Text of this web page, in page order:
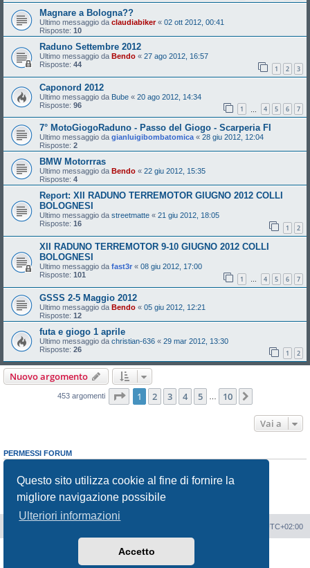
Questo sito utilizza cookie al fine di fornire la
migliore navigazione possibile
Ulteriori informazioni
Accetto
Magnare a Bologna??
Ultimo messaggio da claudiabiker« 02 ott 2012, 00:41
Risposte: 10
Raduno Settembre 2012
Ultimo messaggio da Bendo « 27 ago 2012, 16:57
Risposte: 44 1 2 3
Caponord 2012
Ultimo messaggio da Bube « 20 ago 2012, 14:34
Risposte: 96 1 4 5 6 7
7° MotoGiogoRaduno - Passo del Giogo - Scarperia FI
Ultimo messaggio da gianluigibombatomica « 28 giu 2012, 12:04
Risposte: 2
BMW Motorrras
Ultimo messaggio da Bendo « 22 giu 2012, 15:35
Risposte: 4
Report: XII RADUNO TERREMOTOR GIUGNO 2012 COLLI
BOLOGNESI
Ultimo messaggio da streetmatte « 21 giu 2012, 18:05
Risposte: 16 1 2
XII RADUNO TERREMOTOR 9-10 GIUGNO 2012 COLLI
BOLOGNESI
Ultimo messaggio da fast3r « 08 giu 2012, 17:00
Risposte: 101 1 … 4 5 6 7
GSSS 2-5 Maggio 2012
Ultimo messaggio da Bendo « 05 giu 2012, 12:21
Risposte: 12
futa e giogo 1 aprile
Ultimo messaggio da christian-636 « 29 mar 2012, 13:30
Risposte: 26 1 2
Nuovo argomento
453 argomenti Pagina di 10
1 2 3 4 5 10
Vai a
PERMESSI FORUM
Non puoi
rispondere negli argomenti
Non puoimodificare i tuoi messaggi
Non puoi cancellare i tuoi messaggi
Non puoi
inviare allegati
UTC+02:00
phpBB® Forum Software © phpBB Limited
phpBB-Italia.it